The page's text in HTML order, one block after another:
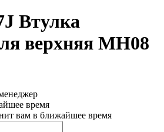
Втулка
верхняя MH08
время
вам в ближайшее время